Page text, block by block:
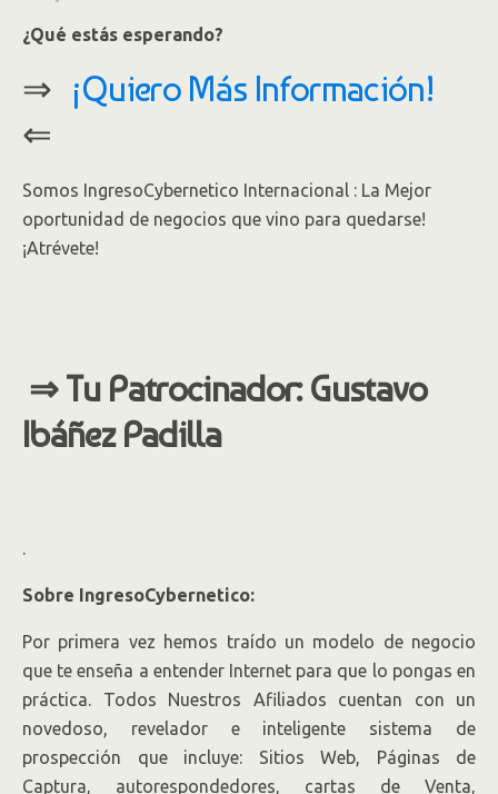
¿Qué estás esperando?
⇒ ¡Quiero Más Información!
⇐
Somos IngresoCybernetico Internacional : La Mejor
oportunidad de negocios que vino para quedarse!
¡Atrévete!
⇒ Tu Patrocinador: Gustavo
Ibáñez Padilla
.
Sobre IngresoCybernetico:
Por primera vez hemos traído un modelo de negocio
que te enseña a entender Internet para que lo pongas en
práctica. Todos Nuestros Afiliados cuentan con un
novedoso, revelador e inteligente sistema de
prospección que incluye: Sitios Web, Páginas de
Captura, autorespondedores, cartas de Venta,